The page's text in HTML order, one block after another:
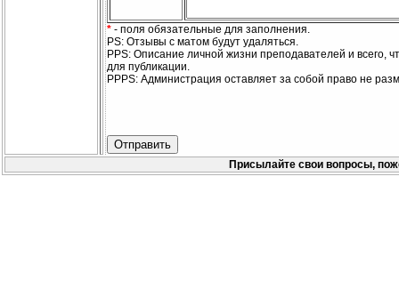
* - поля обязательные для заполнения.
PS: Отзывы с матом будут удаляться.
PPS: Описание личной жизни преподавателей и всего,
для публикации.
PPPS: Администрация оставляет за собой право не
Присылайте свои вопросы,